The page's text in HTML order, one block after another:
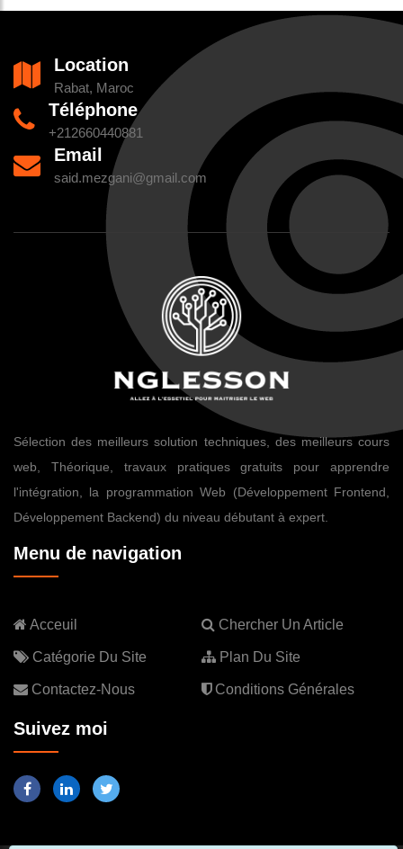
Location
Rabat, Maroc
Téléphone
+212660440881
Email
said.mezgani@gmail.com
Sélection des meilleurs solution techniques, des meilleurs cours
web, Théorique, travaux pratiques gratuits pour apprendre
l'intégration, la programmation Web (Développement Frontend,
Développement Backend) du niveau débutant à expert.
Menu de navigation
Acceuil Chercher Un Article
Catégorie Du Site Plan Du Site
Contactez-Nous Conditions Générales
Suivez moi